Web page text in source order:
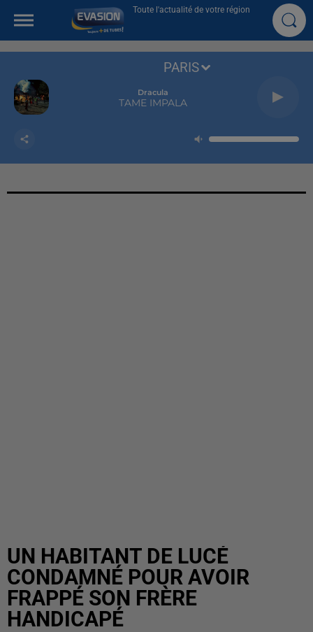
Toute l'actualité de votre région
Dracula
TAME IMPALA
PARIS
UN HABITANT DE LUCÉ
CONDAMNÉ POUR AVOIR
FRAPPÉ SON FRÈRE
HANDICAPÉ